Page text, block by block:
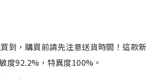
到，購買前請先注意送貨時間！這款
度92.2%，特異度100%。